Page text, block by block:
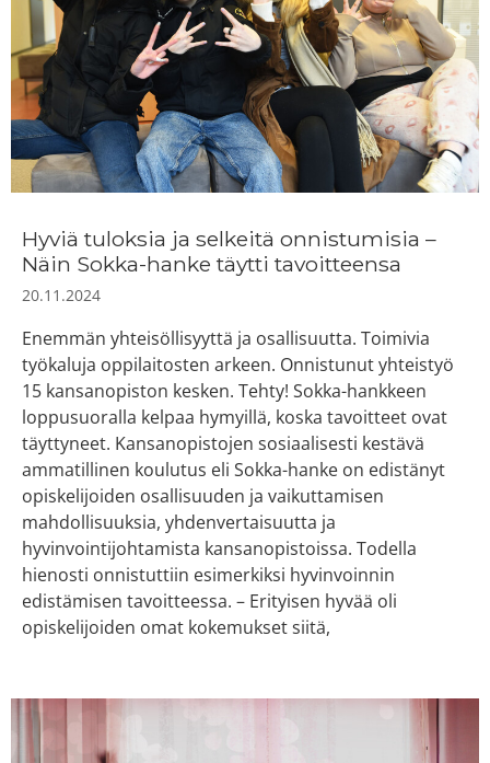
Hyviä tuloksia ja selkeitä onnistumisia –
Näin Sokka-hanke täytti tavoitteensa
20.11.2024
Enemmän yhteisöllisyyttä ja osallisuutta. Toimivia
työkaluja oppilaitosten arkeen. Onnistunut yhteistyö
15 kansanopiston kesken. Tehty! Sokka-hankkeen
loppusuoralla kelpaa hymyillä, koska tavoitteet ovat
täyttyneet. Kansanopistojen sosiaalisesti kestävä
ammatillinen koulutus eli Sokka-hanke on edistänyt
opiskelijoiden osallisuuden ja vaikuttamisen
mahdollisuuksia, yhdenvertaisuutta ja
hyvinvointijohtamista kansanopistoissa. Todella
hienosti onnistuttiin esimerkiksi hyvinvoinnin
edistämisen tavoitteessa. – Erityisen hyvää oli
opiskelijoiden omat kokemukset siitä,